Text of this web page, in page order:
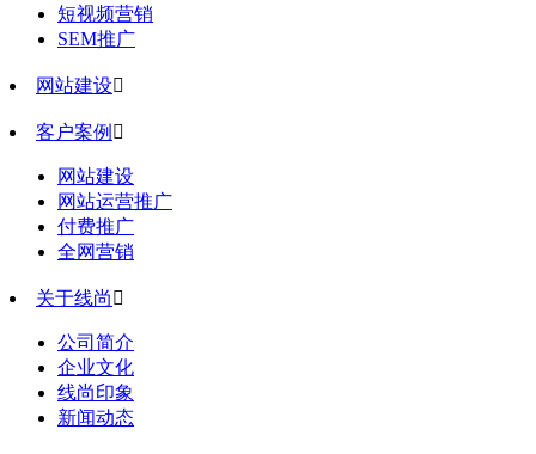
短视频营销
SEM推广
网站建设
客户案例 
网站建设
网站运营推广
付费推广
全网营销
关于线尚 
公司简介
企业文化
线尚印象
新闻动态